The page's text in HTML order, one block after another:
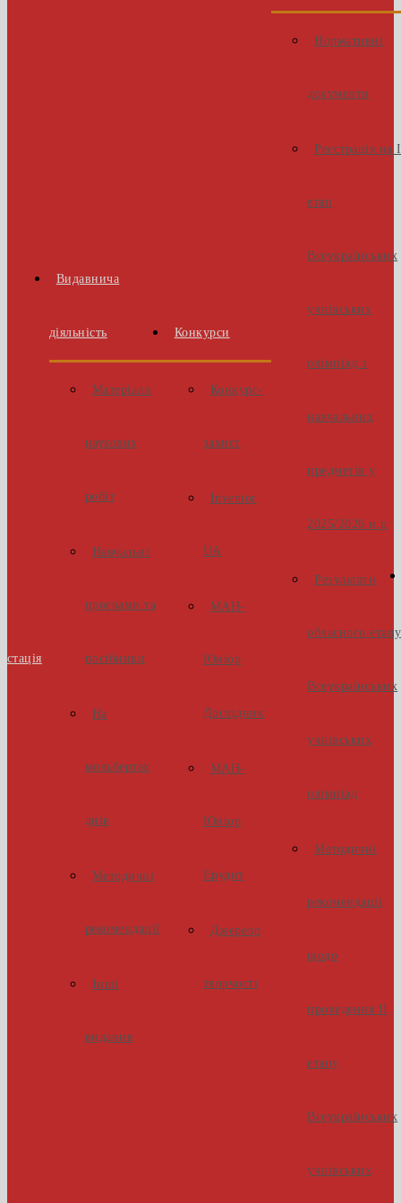
Видавнича
діяльність
Матеріали
наукових
робіт
Навчальні
програми та
посібники
На
мольбертах
днів
Методичні
рекомендації
Інші
видання
Конкурси
Конкурс-
захист
Inventor
UA
МАН-
Юніор
Дослідник
МАН-
Юніор
Ерудит
Джерело
творчості
Нормативні
документи
Реєстрація на І
етап
Всеукраїнських
учнівських
олімпіад з
навчальних
предметів у
2025/2026 н.р
Результати
обласного етапу
Всеукраїнських
учнівських
олімпіад
Методичні
рекомендації
щодо
проведення ІІ
етапу
Всеукраїнських
учнівських